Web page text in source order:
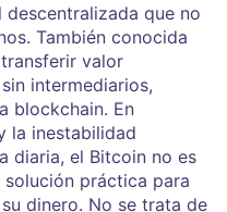
descentralizada que no
. También conocida
valor
intermediarios,
blockchain. En
la inestabilidad
diaria, el Bitcoin no es
solución práctica para
dinero. No se trata de